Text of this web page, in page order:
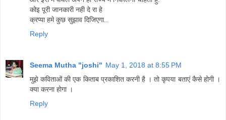
कोइ पूरी जानकारी नही दे रा हे
क्रप्या हमे कुछ सुझाव दिजिएगा..
Reply
Seema Mutha "joshi" May 1, 2018 at 8:55 PM
मुझे कविताओं की एक किताब प्रकाशित करनी है । तो कृपया बताएं कैसे होगी ।
क्या करना होगा ।
Reply